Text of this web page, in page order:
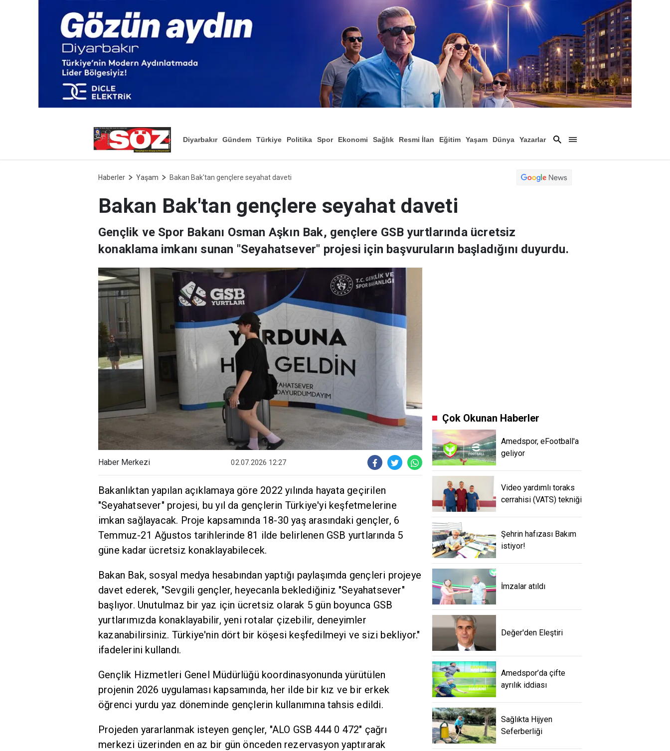
Diyarbakır Gündem Türkiye Politika Spor Ekonomi Sağlık Resmi İlan Eğitim Yaşam
Dünya
Yazarlar
Haberler Yaşam Bakan Bak'tan gençlere seyahat daveti
Bakan Bak'tan gençlere seyahat daveti
Gençlik ve Spor Bakanı Osman Aşkın Bak, gençlere GSB yurtlarında ücretsiz
konaklama imkanı sunan "Seyahatsever" projesi için başvuruların başladığını duyurdu.
Haber Merkezi 02.07.2026 12:27
Bakanlıktan yapılan açıklamaya göre 2022 yılında hayata geçirilen
"Seyahatsever" projesi, bu yıl da gençlerin Türkiye'yi keşfetmelerine
imkan sağlayacak. Proje kapsamında 18-30 yaş arasındaki gençler, 6
Temmuz-21 Ağustos tarihlerinde 81 ilde belirlenen GSB yurtlarında 5
güne kadar ücretsiz konaklayabilecek.
Bakan Bak, sosyal medya hesabından yaptığı paylaşımda gençleri projeye
davet ederek, "Sevgili gençler, heyecanla beklediğiniz "Seyahatsever"
başlıyor. Unutulmaz bir yaz için ücretsiz olarak 5 gün boyunca GSB
yurtlarımızda konaklayabilir, yeni rotalar çizebilir, deneyimler
kazanabilirsiniz. Türkiye'nin dört bir köşesi keşfedilmeyi ve sizi bekliyor."
ifadelerini kullandı.
Gençlik Hizmetleri Genel Müdürlüğü koordinasyonunda yürütülen
projenin 2026 uygulaması kapsamında, her ilde bir kız ve bir erkek
öğrenci yurdu yaz döneminde gençlerin kullanımına tahsis edildi.
Projeden yararlanmak isteyen gençler, "ALO GSB 444 0 472" çağrı
merkezi üzerinden en az bir gün önceden rezervasyon yaptırarak
Çok Okunan Haberler
Amedspor, eFootball'a
geliyor
Video yardımlı toraks
cerrahisi (VATS) tekniği
Şehrin hafızası Bakım
istiyor!
İmzalar atıldı
Değer'den Eleştiri
Amedspor’da çifte
ayrılık iddiası
Sağlıkta Hijyen
Seferberliği